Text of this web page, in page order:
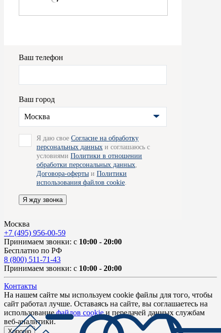
Ваш телефон
Ваш город
Москва
Я даю свое Согласие на обработку
персональных данных и соглашаюсь с
условиями Политики в отношении
обработки персональных данных
Договора-оферты и Политики
использования файлов cookie
Я жду звонка
Москва
+7 (495) 956-00-59
Принимаем звонки: с 10:00 - 20:00
Бесплатно по РФ
8 (800) 511-71-43
Принимаем звонки: с 10:00 - 20:00
Контакты
На нашем сайте мы используем cookie файлы для того, чтобы
сайт работал лучше. Оставаясь на сайте, вы соглашаетесь на
использованиефайлов cookieи передачей данных службам
веб-аналитики.
Хорошо